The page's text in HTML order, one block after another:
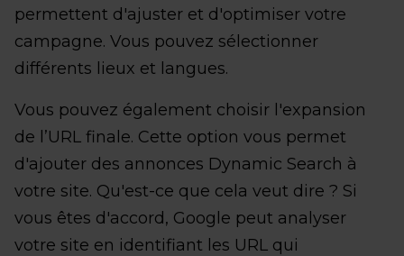
permettent d'ajuster et d'optimiser votre
campagne. Vous pouvez sélectionner
différents lieux et langues.
Vous pouvez également choisir l'expansion
de l’URL finale. Cette option vous permet
d'ajouter des annonces Dynamic Search à
votre site. Qu'est-ce que cela veut dire ? Si
vous êtes d'accord, Google peut analyser
votre site en identifiant les URL qui